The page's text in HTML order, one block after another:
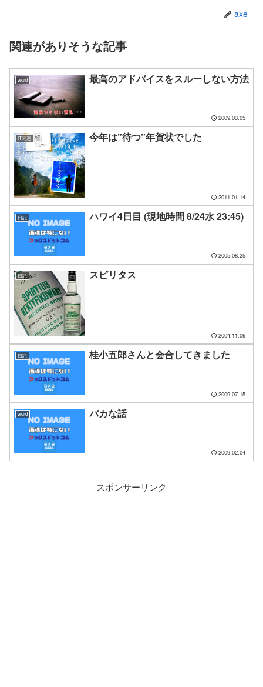
axe
関連がありそうな記事
word 最高のアドバイスをスルーしない方法
2009.03.05
IT関連 今年は”待つ”年賀状でした
2011.01.14
日記 ハワイ4日目 (現地時間 8/24水 23:45)
2005.08.25
日記 スピリタス
2004.11.06
日記 桂小五郎さんと会合してきました
2009.07.15
word バカな話
2009.02.04
スポンサーリンク